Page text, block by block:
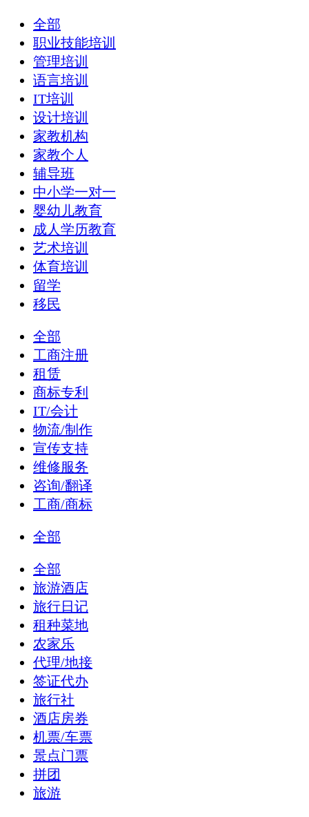
全部
职业技能培训
管理培训
语言培训
IT培训
设计培训
家教机构
家教个人
辅导班
中小学一对一
婴幼儿教育
成人学历教育
艺术培训
体育培训
留学
移民
全部
工商注册
租赁
商标专利
IT/会计
物流/制作
宣传支持
维修服务
咨询/翻译
工商/商标
全部
全部
旅游酒店
旅行日记
租种菜地
农家乐
代理/地接
签证代办
旅行社
酒店房券
机票/车票
景点门票
拼团
旅游